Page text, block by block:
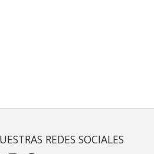
REDES SOCIALES